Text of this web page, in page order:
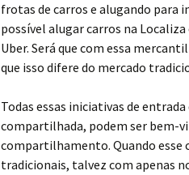
frotas de carros e alugando para
possível alugar carros na
Uber. Será que com essa
que isso difere do mercado
Todas essas iniciativas de
compartilhada, podem ser bem-
compartilhamento. Quando esse
tradicionais, talvez com apenas